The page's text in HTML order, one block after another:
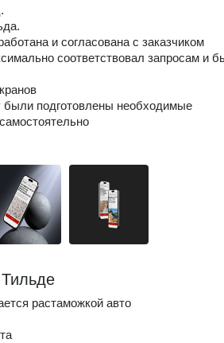
и согласована с заказчиком
соответствовал запросам и
были подготовлены необходимые
растаможкой авто